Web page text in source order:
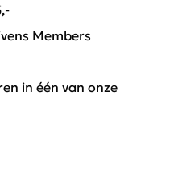
Members
in één van onze